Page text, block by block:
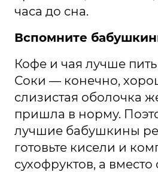
часа до сна.
Вспомните
Кофе и чая лучше
Соки — конечно,
слизистая оболочка
пришла в норму.
лучшие бабушкины
готовьте кисели и
сухофруктов, а вместо